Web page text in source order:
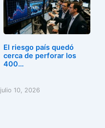
El riesgo país quedó
cerca de perforar los
400…
julio 10, 2026